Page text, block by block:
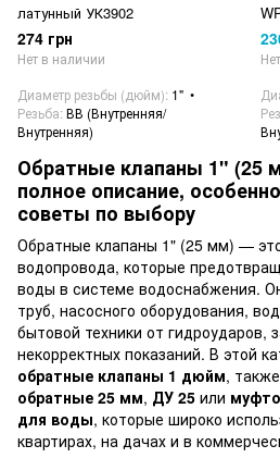
латунный УК3902
274 грн
Нет в наличии
Диаметр резьбы (дюйм) 1"
Резьба ВВ (Внутренняя/
Внутренняя)
Обратные клапаны 1"
полное описание,
советы по выбору
Обратные клапаны 1" (25 мм) —
водопровода, которые
воды в системе водоснабжения.
труб, насосного оборудования,
бытовой техники от гидроударов,
некорректных показаний. В этой
обратные клапаны 1 дюйм,
обратные 25 мм, ДУ 25 или
для воды, которые широко
квартирах, на дачах и в